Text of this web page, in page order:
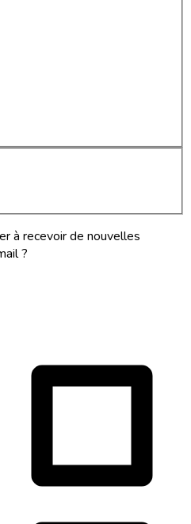
à recevoir de nouvelles
?